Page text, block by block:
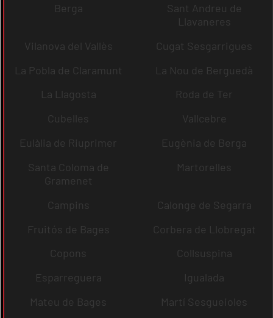
Berga
Sant Andreu de
Llavaneres
Vilanova del Vallès
Cugat Sesgarrigues
La Pobla de Claramunt
La Nou de Berguedà
La Llagosta
Roda de Ter
Cubelles
Vallcebre
Eulàlia de Riuprimer
Eugènia de Berga
Santa Coloma de
Gramenet
Martorelles
Campins
Calonge de Segarra
Fruitós de Bages
Corbera de Llobregat
Copons
Collsuspina
Esparreguera
Igualada
Mateu de Bages
Martí Sesgueioles